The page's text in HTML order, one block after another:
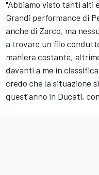
"Abbiamo visto tanti alti
Grandi performance di
anche di Zarco, ma
a trovare un filo
maniera costante,
davanti a me in
credo che la situazione
quest'anno in Ducati,